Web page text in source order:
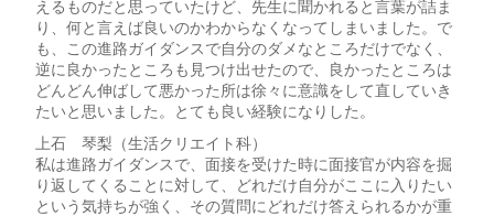
えるものだと思っていたけど、先生に聞かれると言葉が詰ま
り、何と言えば良いのかわからなくなってしまいました。で
も、この進路ガイダンスで自分のダメなところだけでなく、
逆に良かったところも見つけ出せたので、良かったところは
どんどん伸ばして悪かった所は徐々に意識をして直していき
たいと思いました。とても良い経験になりした。
上石 琴梨（生活クリエイト科）
私は進路ガイダンスで、面接を受けた時に面接官が内容を掘
り返してくることに対して、どれだけ自分がここに入りたい
という気持ちが強く、その質問にどれだけ答えられるかが重